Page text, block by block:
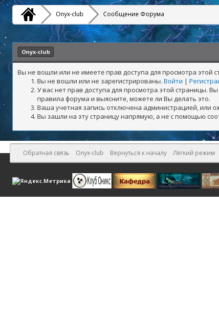
Onyx-club Сообщение Форума
Onyx-club
Вы не вошли или не имеете прав доступа для просмотра
Вы не вошли или не зарегистрированы. Войти |
У вас нет прав доступа для просмотра этой страницы.
правила форума и выясните, можете ли Вы делать это.
Ваша учетная запись отключена администрацией, или
Вы зашли на эту страницу напрямую, а не с помощью
Обратная связь Onyx-club Вернуться к началу Лёгкий режим